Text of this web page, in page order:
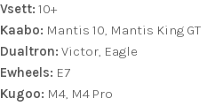
Vsett: 10+
Kaabo: Mantis 10, Mantis King GT
Dualtron: Victor, Eagle
Ewheels: E7
Kugoo: M4, M4 Pro